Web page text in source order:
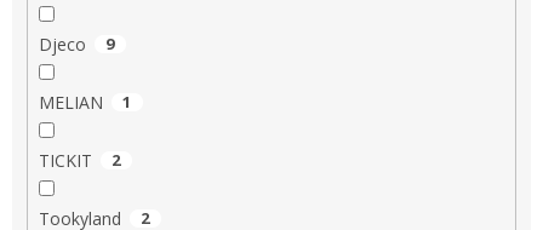
Djeco 9
MELIAN 1
TICKIT 2
Tookyland 2